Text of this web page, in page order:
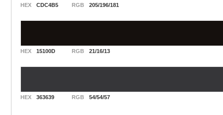
HEX CDC4B5 RGB 205/196/181
HEX 15100D RGB 21/16/13
HEX 363639 RGB 54/54/57